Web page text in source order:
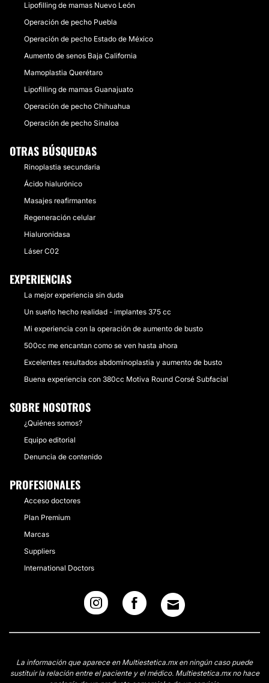
Lipofilling de mamas Nuevo León
Operación de pecho Puebla
Operación de pecho Estado de México
Aumento de senos Baja California
Mamoplastia Querétaro
Lipofilling de mamas Guanajuato
Operación de pecho Chihuahua
Operación de pecho Sinaloa
OTRAS BÚSQUEDAS
Rinoplastia secundaria
Ácido hialurónico
Masajes reafirmantes
Regeneración celular
Hialuronidasa
Láser C02
EXPERIENCIAS
La mejor experiencia sin duda
Un sueño hecho realidad - implantes 375 cc
Mi experiencia con la operación de aumento de busto
500cc me encantan como se ven hasta ahora
Excelentes resultados abdominoplastia y aumento de busto
Buena experiencia con 380cc Motiva Round Corsé Subfacial
SOBRE NOSOTROS
¿Quiénes somos?
Equipo editorial
Denuncia de contenido
PROFESIONALES
Acceso doctores
Plan Premium
Marcas
Suppliers
International Doctors
La información que aparece en Multiestetica.mx en ningún caso puede
sustituir la relación entre el paciente y el médico. Multiestetica.mx no hace